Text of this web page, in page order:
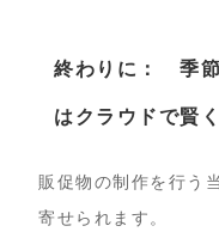
終わりに： 季節
はクラウドで賢
販促物の制作を行う
寄せられます。